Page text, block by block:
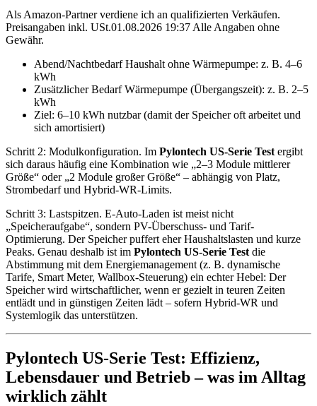
Als Amazon-Partner verdiene ich an qualifizierten Verkäufen.
Preisangaben inkl. USt.01.08.2026 19:37 Alle Angaben ohne
Gewähr.
Abend/Nachtbedarf Haushalt ohne Wärmepumpe: z. B. 4–6
kWh
Zusätzlicher Bedarf Wärmepumpe (Übergangszeit): z. B. 2–5
kWh
Ziel: 6–10 kWh nutzbar (damit der Speicher oft arbeitet und
sich amortisiert)
Schritt 2: Modulkonfiguration. Im Pylontech US-Serie Test ergibt
sich daraus häufig eine Kombination wie „2–3 Module mittlerer
Größe“ oder „2 Module großer Größe“ – abhängig von Platz,
Strombedarf und Hybrid-WR-Limits.
Schritt 3: Lastspitzen. E-Auto-Laden ist meist nicht
„Speicheraufgabe“, sondern PV-Überschuss- und Tarif-
Optimierung. Der Speicher puffert eher Haushaltslasten und kurze
Peaks. Genau deshalb ist im Pylontech US-Serie Test die
Abstimmung mit dem Energiemanagement (z. B. dynamische
Tarife, Smart Meter, Wallbox-Steuerung) ein echter Hebel: Der
Speicher wird wirtschaftlicher, wenn er gezielt in teuren Zeiten
entlädt und in günstigen Zeiten lädt – sofern Hybrid-WR und
Systemlogik das unterstützen.
Pylontech US-Serie Test: Effizienz,
Lebensdauer und Betrieb – was im Alltag
wirklich zählt